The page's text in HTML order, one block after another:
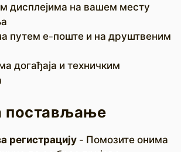
дисплејима на вашем месту
путем е-поште и на друштвеним
догађаја и техничким
постављање
регистрацију - Помозите онима